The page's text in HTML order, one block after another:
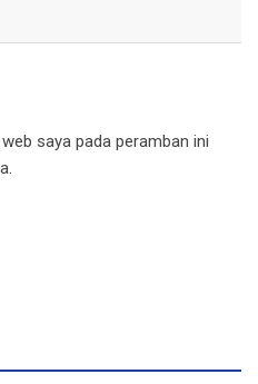
saya pada peramban ini